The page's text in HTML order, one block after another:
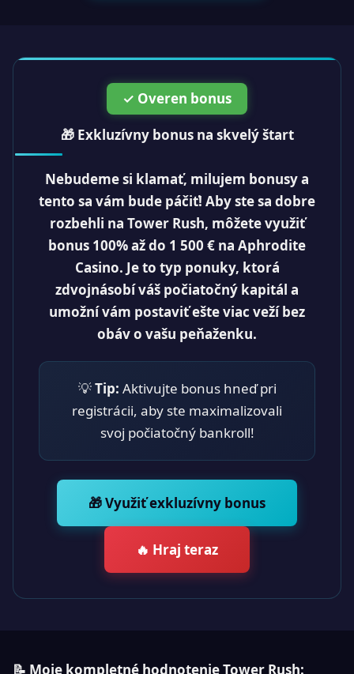
✓ Overen bonus
🎁 Exkluzívny bonus na skvelý štart
Nebudeme si klamať, milujem bonusy a
tento sa vám bude páčiť! Aby ste sa dobre
rozbehli na Tower Rush, môžete využiť
bonus 100% až do 1 500 € na Aphrodite
Casino. Je to typ ponuky, ktorá
zdvojnásobí váš počiatočný kapitál a
umožní vám postaviť ešte viac veží bez
obáv o vašu peňaženku.
💡Tip: Aktivujte bonus hneď pri
registrácii, aby ste maximalizovali
svoj počiatočný bankroll!
🎁 Využiť exkluzívny bonus
🔥 Hraj teraz
📝 Moje kompletné hodnotenie Tower Rush: